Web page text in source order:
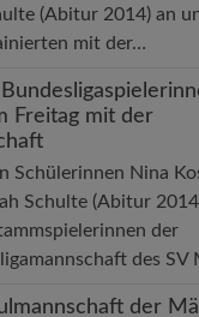
(Abitur 2014) an
mit der…
Freitag mit der
Schülerinnen Nina
Schulte (Abitur
der
des
der